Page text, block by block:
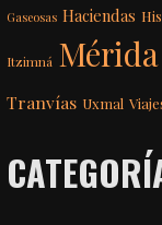
Gaseosas Haciendas
Itzimná Mérida
Tranvías Uxmal